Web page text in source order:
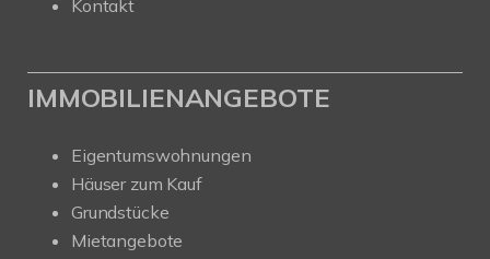
Kontakt
IMMOBILIENANGEBOTE
Eigentumswohnungen
Häuser zum Kauf
Grundstücke
Mietangebote